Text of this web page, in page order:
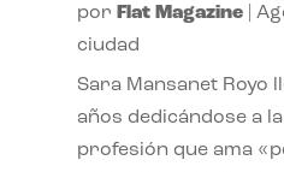
por Flat Magazine|
ciudad
Sara Mansanet Royo
años dedicándose a
profesión que ama